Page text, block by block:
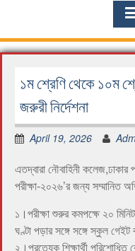
১ম শ্রেণি থেকে ১০ম
জরুরী নির্দেশনা
April 19, 2026
এতদ্বারা নৌবাহিনী
পরীক্ষা-২০২৬’র জন্য সম্মানিত
১।পরীক্ষা শুরুর কমপক্ষে ২০
ঘণ্টা পড়ার সঙ্গে সঙ্গে স্কুল গেইট
২।প্রত্যেক শিক্ষার্থী